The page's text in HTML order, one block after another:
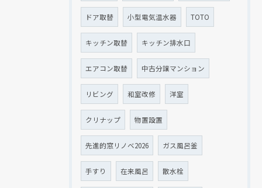
ドア取替 小型電気温水器 TOTO
キッチン取替 キッチン排水口
エアコン取替 中古分譲マンション
リビング 和室改修 洋室
クリナップ 物置設置
先進的窓リノベ2026 ガス風呂釜
手すり 在来風呂 散水栓